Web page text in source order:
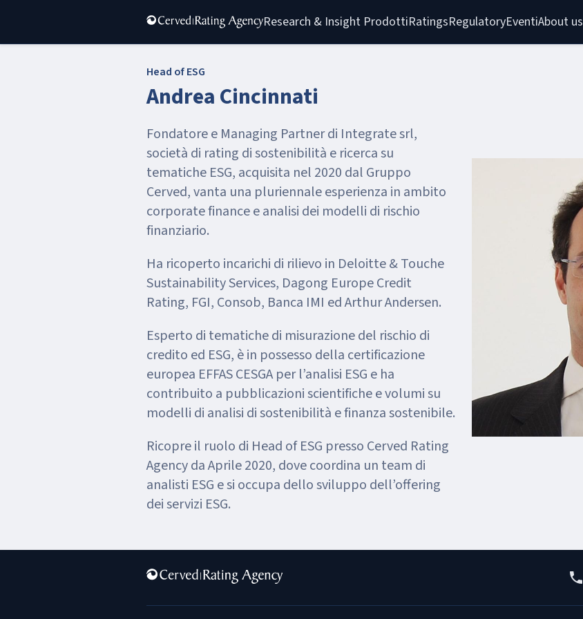
Research & Insight ProdottiRatingsRegulatoryEventiAbout us
Head of ESG
Andrea Cincinnati
Fondatore e Managing Partner di Integrate srl,
società di rating di sostenibilità e ricerca su
tematiche ESG, acquisita nel 2020 dal Gruppo
Cerved, vanta una pluriennale esperienza in ambito
corporate finance e analisi dei modelli di rischio
finanziario.
Ha ricoperto incarichi di rilievo in Deloitte & Touche
Sustainability Services, Dagong Europe Credit
Rating, FGI, Consob, Banca IMI ed Arthur Andersen.
Esperto di tematiche di misurazione del rischio di
credito ed ESG, è in possesso della certificazione
europea EFFAS CESGA per l’analisi ESG e ha
contribuito a pubblicazioni scientifiche e volumi su
modelli di analisi di sostenibilità e finanza sostenibile.
Ricopre il ruolo di Head of ESG presso Cerved Rating
Agency da Aprile 2020, dove coordina un team di
analisti ESG e si occupa dello sviluppo dell’offering
dei servizi ESG.